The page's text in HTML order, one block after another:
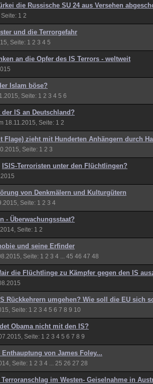
die Russische SU 24 aus Versehen
1 2
und die Terrorgefahr
Seite: 1 2 3 4 5
an die Opfer des IS Terrors - weltweit
Islam böse?
Seite: 1 2 3 4 5 6
IS an Deutschland?
18.11.2015, Seite: 1 2
Flage) zieht mit Hunderten Anhängern durch
Seite: 1 2 3
ISIS-Terroristen unter den Flüchtlingen?
von Denkmälern und Kulturgütern
Seite: 1 2 3 4
- Überwachungsstaat?
Seite: 1 2
und seine Erfinder
Seite: 1 2 3 4 45 46 47 48
die Flüchtlinge zu Kämpfer gegen den IS
Rückkehrern umgehen? Wie soll die EU sich
Seite: 1 2 3 4 5 6 7 8 9 10
Obama nicht mit den IS?
Seite: 1 2 3 4 5 6 7 8 9
Enthauptung von James Foley...
Seite: 1 2 3 4 25 26 27 28
Terroranschlag im Westen- Geiselnahme in